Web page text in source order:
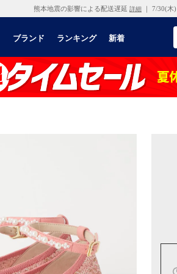
熊本地震の影響による配送遅延 詳細 ｜ 7/30(木
ブランド ランキング 新着